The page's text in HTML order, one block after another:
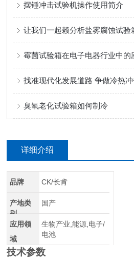
摆锤冲击试验机操作使用简介
让我们一起赖分析盐雾腐蚀试验
霉菌试验箱在电子电器行业中的
找准现代化发展道路 争做冷热
臭氧老化试验箱如何制冷
详细介绍
品牌 CK/长肯
产地类
别
国产
应用领
域
生物产业,能源,电子/
电池
技术参数